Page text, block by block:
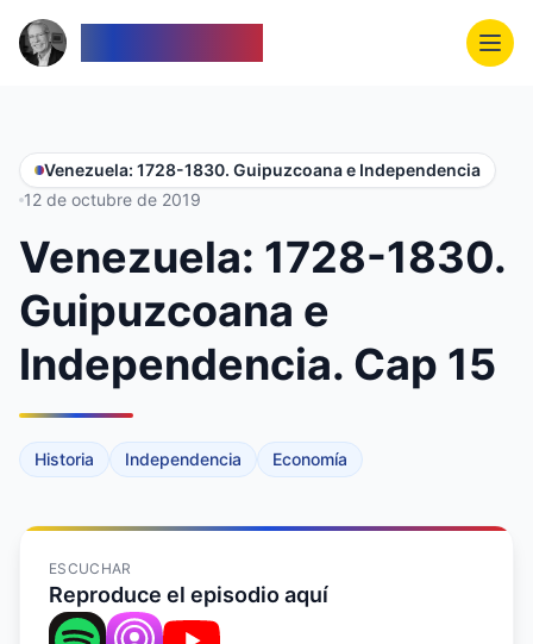
Venezuela: 1728-1830. Guipuzcoana e Independencia
12 de octubre de 2019
Venezuela: 1728-1830.
Guipuzcoana e
Independencia. Cap 15
Historia Independencia Economía
ESCUCHAR
Reproduce el episodio aquí